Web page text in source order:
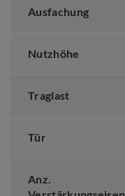
Ausfachung
Nutzhöhe
Traglast
Tür
Anz.